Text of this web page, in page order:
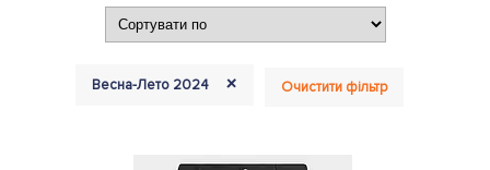
Весна-Лето 2024 + Очистити фільтр